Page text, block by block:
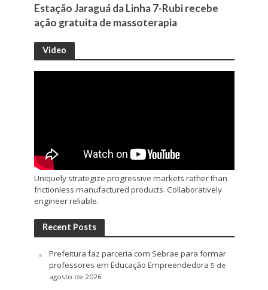
Estação Jaraguá da Linha 7-Rubi recebe
ação gratuita de massoterapia
Video
Uniquely strategize progressive markets rather than
frictionless manufactured products. Collaboratively
engineer reliable.
Recent Posts
Prefeitura faz parceria com Sebrae para formar
professores em Educação Empreendedora 5 de
agosto de 2026